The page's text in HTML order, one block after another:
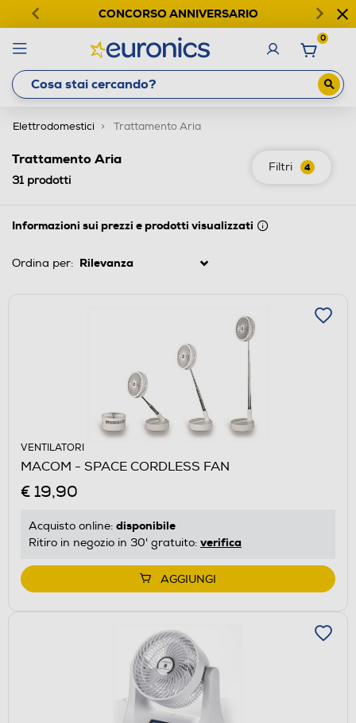
CONCORSO ANNIVERSARIO
0
Elettrodomestici Trattamento Aria
Filtri 4
Trattamento Aria
31prodotti
Informazioni sui prezzi e prodotti visualizzati
Ordina per:
VENTILATORI
MACOM - SPACE CORDLESS FAN
€ 19,90
Acquisto online: disponibile
Ritiro in negozio in 30' gratuito: verifica
AGGIUNGI